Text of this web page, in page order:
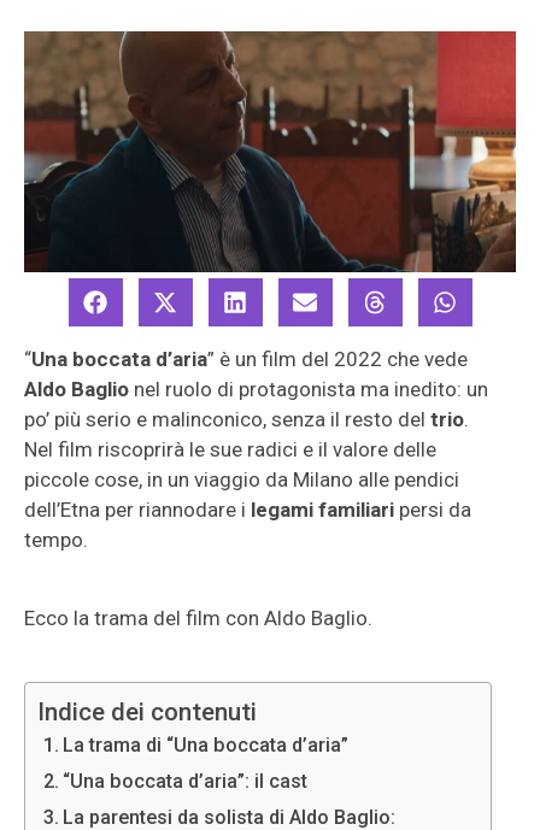
“Una boccata d’aria” è un film del 2022 che vede
Aldo Baglio nel ruolo di protagonista ma inedito: un
po’ più serio e malinconico, senza il resto del trio.
Nel film riscoprirà le sue radici e il valore delle
piccole cose, in un viaggio da Milano alle pendici
dell’Etna per riannodare i legami familiari persi da
tempo.
Ecco la trama del film con Aldo Baglio.
Indice dei contenuti
La trama di “Una boccata d’aria”
“Una boccata d’aria”: il cast
La parentesi da solista di Aldo Baglio: